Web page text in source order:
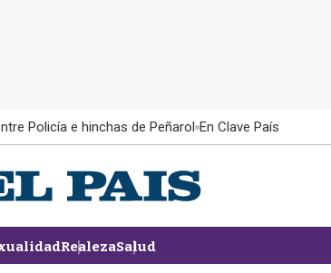
Policía e hinchas de Peñarol En Clave País
RealezaSalud